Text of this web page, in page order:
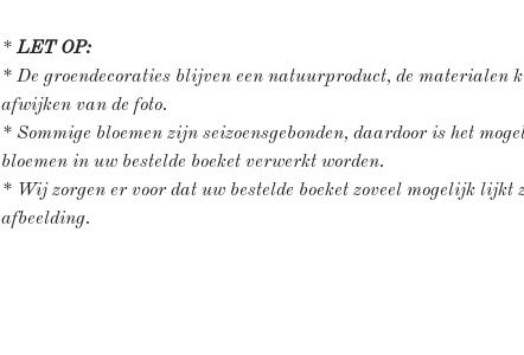
*LET OP:
* De groendecoraties blijven een natuurproduct, de materialen
afwijken van de foto.
* Sommige bloemen zijn seizoensgebonden, daardoor is het
bloemen in uw bestelde boeket verwerkt worden.
* Wij zorgen er voor dat uw bestelde boeket zoveel mogelijk lijkt
afbeelding.